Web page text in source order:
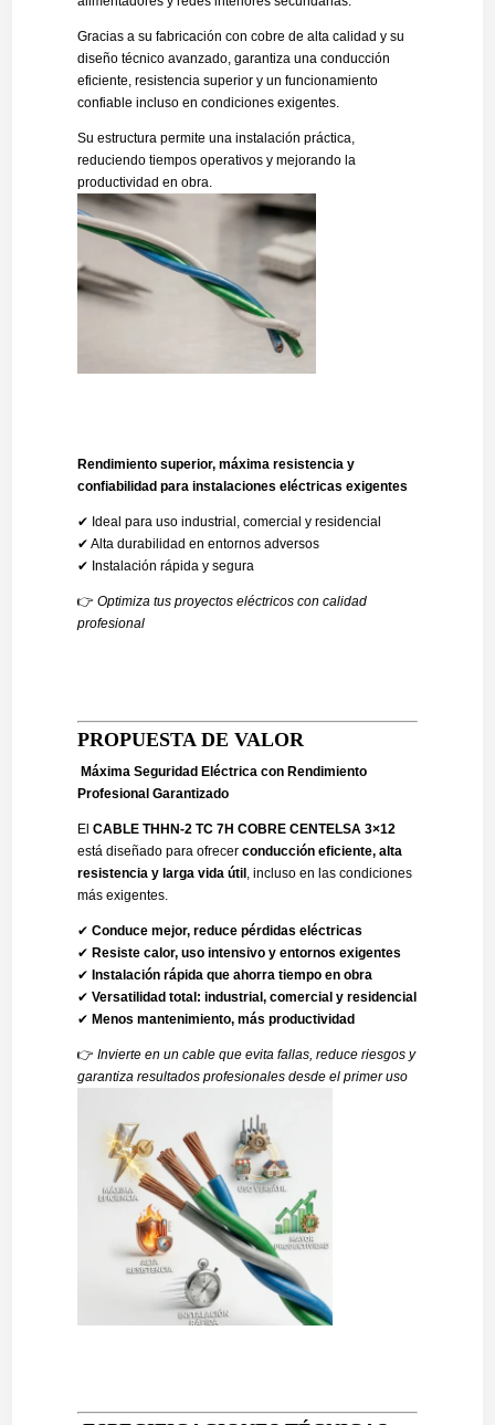
Gracias a su fabricación con cobre de alta calidad y su
diseño técnico avanzado, garantiza una conducción
eficiente, resistencia superior y un funcionamiento
confiable incluso en condiciones exigentes.
Su estructura permite una instalación práctica,
reduciendo tiempos operativos y mejorando la
productividad en obra.
Rendimiento superior, máxima resistencia y
confiabilidad para instalaciones eléctricas exigentes
✔ Ideal para uso industrial, comercial y residencial
✔ Alta durabilidad en entornos adversos
✔ Instalación rápida y segura
👉 Optimiza tus proyectos eléctricos con calidad
profesional
PROPUESTA DE VALOR
Máxima Seguridad Eléctrica con Rendimiento
Profesional Garantizado
El CABLE THHN-2 TC 7H COBRE CENTELSA 3×12
está diseñado para ofrecer conducción eficiente, alta
resistencia y larga vida útil , incluso en las condiciones
más exigentes.
✔ Conduce mejor, reduce pérdidas eléctricas
✔ Resiste calor, uso intensivo y entornos exigentes
✔ Instalación rápida que ahorra tiempo en obra
✔ Versatilidad total: industrial, comercial y residencial
✔ Menos mantenimiento, más productividad
👉 Invierte en un cable que evita fallas, reduce riesgos y
garantiza resultados profesionales desde el primer uso